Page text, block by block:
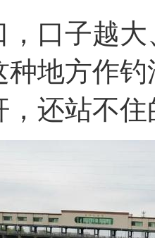
，口子越
种地方作
，还站不